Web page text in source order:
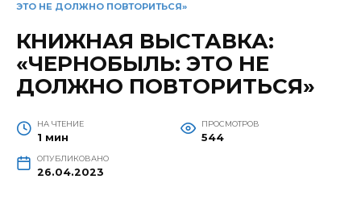
ЭТО НЕ ДОЛЖНО ПОВТОРИТЬСЯ»
КНИЖНАЯ ВЫСТАВКА:
«ЧЕРНОБЫЛЬ: ЭТО НЕ
ДОЛЖНО ПОВТОРИТЬСЯ»
НА ЧТЕНИЕ
1 мин
ПРОСМОТРОВ
544
ОПУБЛИКОВАНО
26.04.2023